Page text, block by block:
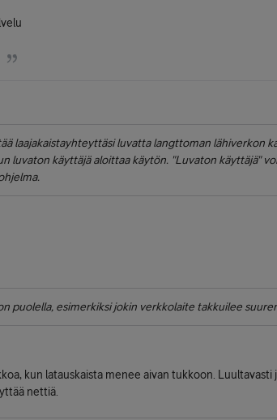
laajakaistayhteyttäsi luvatta langttoman lähiverkon
luvaton käyttäjä aloittaa käytön. "Luvaton käyttäjä"
puolella, esimerkiksi jokin verkkolaite takkuilee
kun latauskaista menee aivan tukkoon.
nettiä.